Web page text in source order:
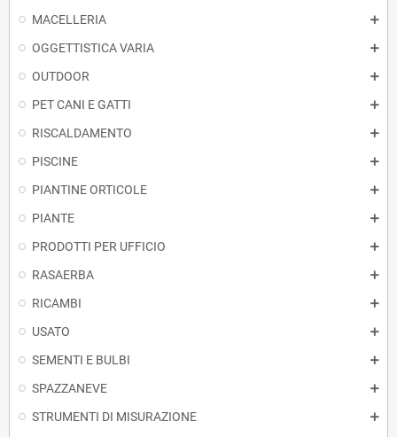
MACELLERIA
OGGETTISTICA VARIA
OUTDOOR
PET CANI E GATTI
RISCALDAMENTO
PISCINE
PIANTINE ORTICOLE
PIANTE
PRODOTTI PER UFFICIO
RASAERBA
RICAMBI
USATO
SEMENTI E BULBI
SPAZZANEVE
STRUMENTI DI MISURAZIONE